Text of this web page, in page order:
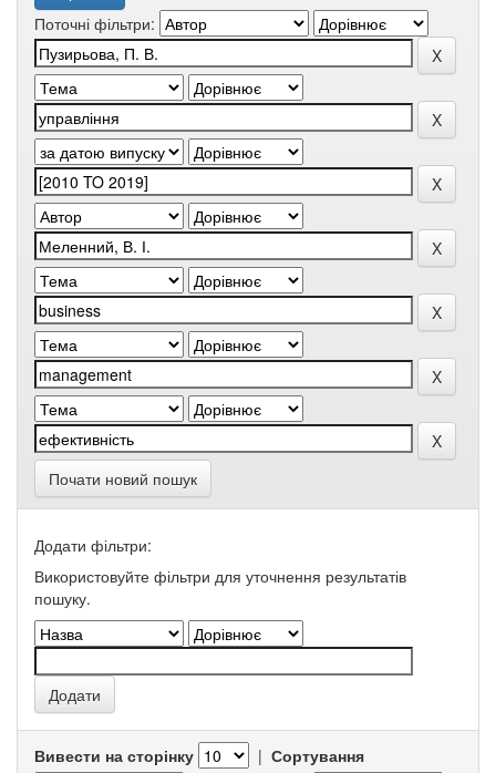
Поточні фільтри:
Почати новий пошук
Додати фільтри:
Використовуйте фільтри для уточнення результатів
пошуку.
Вивести на сторінку | Сортування